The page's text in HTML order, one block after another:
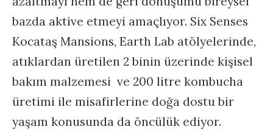
bazda aktive etmeyi amaçlıyor. Six Senses
Kocataş Mansions, Earth Lab atölyelerinde,
atıklardan üretilen 2 binin üzerinde kişisel
bakım malzemesi ve 200 litre kombucha
üretimi ile misafirlerine doğa dostu bir
yaşam konusunda da öncülük ediyor.